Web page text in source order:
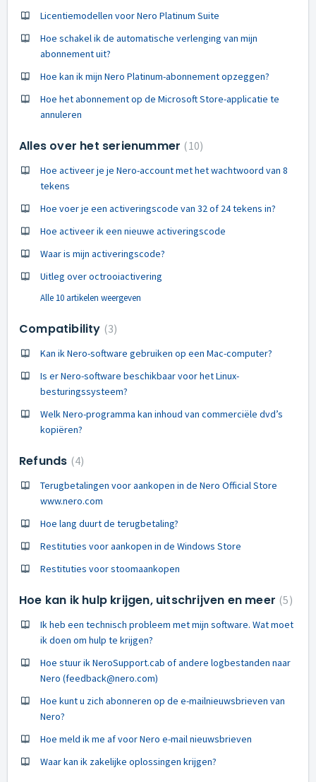
Licentiemodellen voor Nero Platinum Suite
Hoe schakel ik de automatische verlenging van mijn
abonnement uit?
Hoe kan ik mijn Nero Platinum-abonnement opzeggen?
Hoe het abonnement op de Microsoft Store-applicatie te
annuleren
Alles over het serienummer 10
Hoe activeer je je Nero-account met het wachtwoord van 8
tekens
Hoe voer je een activeringscode van 32 of 24 tekens in?
Hoe activeer ik een nieuwe activeringscode
Waar is mijn activeringscode?
Uitleg over octrooiactivering
Alle 10 artikelen weergeven
Compatibility 3
Kan ik Nero-software gebruiken op een Mac-computer?
Is er Nero-software beschikbaar voor het Linux-
besturingssysteem?
Welk Nero-programma kan inhoud van commerciële dvd’s
kopiëren?
Refunds 4
Terugbetalingen voor aankopen in de Nero Official Store
www.nero.com
Hoe lang duurt de terugbetaling?
Restituties voor aankopen in de Windows Store
Restituties voor stoomaankopen
Hoe kan ik hulp krijgen, uitschrijven en meer 5
Ik heb een technisch probleem met mijn software. Wat moet
ik doen om hulp te krijgen?
Hoe stuur ik NeroSupport.cab of andere logbestanden naar
Nero (feedback@nero.com)
Hoe kunt u zich abonneren op de e-mailnieuwsbrieven van
Nero?
Hoe meld ik me af voor Nero e-mail nieuwsbrieven
Waar kan ik zakelijke oplossingen krijgen?